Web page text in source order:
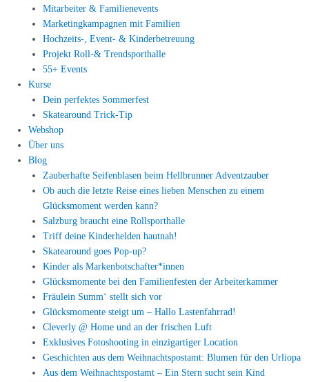
Mitarbeiter & Familienevents
Marketingkampagnen mit Familien
Hochzeits-, Event- & Kinderbetreuung
Projekt Roll-& Trendsporthalle
55+ Events
Kurse
Dein perfektes Sommerfest
Skatearound Trick-Tip
Webshop
Über uns
Blog
Zauberhafte Seifenblasen beim Hellbrunner Adventzauber
Ob auch die letzte Reise eines lieben Menschen zu einem
Glücksmoment werden kann?
Salzburg braucht eine Rollsporthalle
Triff deine Kinderhelden hautnah!
Skatearound goes Pop-up?
Kinder als Markenbotschafter*innen
Glücksmomente bei den Familienfesten der Arbeiterkammer
Fräulein Summ‘ stellt sich vor
Glücksmomente steigt um – Hallo Lastenfahrrad!
Cleverly @ Home und an der frischen Luft
Exklusives Fotoshooting in einzigartiger Location
Geschichten aus dem Weihnachtspostamt: Blumen für den Urliopa
Aus dem Weihnachtspostamt – Ein Stern sucht sein Kind